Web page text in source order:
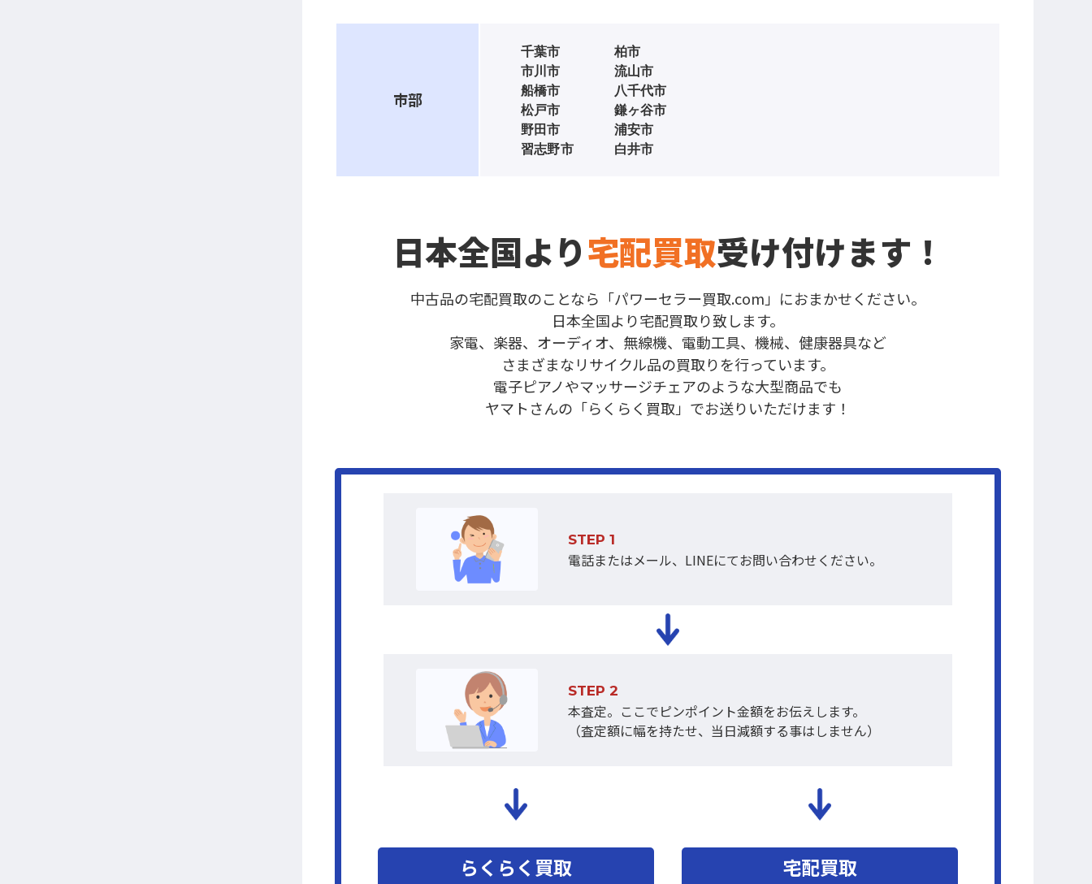
市部
千葉市
市川市
船橋市
松戸市
野田市
習志野市
柏市
流山市
八千代市
鎌ヶ谷市
浦安市
白井市
日本全国より宅配買取受け付けます！
中古品の宅配買取のことなら「パワーセラー買取.com」におまかせください。
日本全国より宅配買取り致します。
家電、楽器、オーディオ、無線機、電動工具、機械、健康器具など
さまざまなリサイクル品の買取りを行っています。
電子ピアノやマッサージチェアのような大型商品でも
ヤマトさんの「らくらく買取」でお送りいただけます！
STEP 1
電話またはメール、LINEにてお問い合わせください。
STEP 2
本査定。ここでピンポイント金額をお伝えします。
（査定額に幅を持たせ、当日減額する事はしません）
らくらく買取 宅配買取